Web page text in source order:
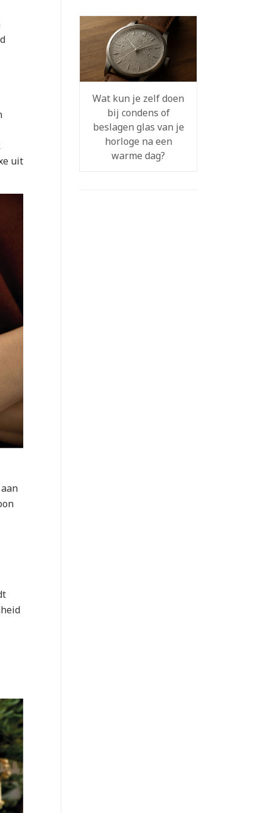
uit
Wat kun je zelf doen
bij condens of
beslagen glas van je
horloge na een
warme dag?